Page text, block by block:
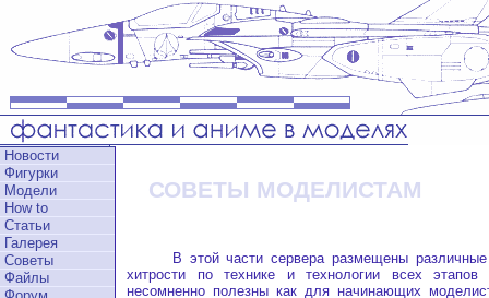
Новости
Фигурки
Модели
How to
Статьи
Галерея
Советы
Файлы
СОВЕТЫ МОДЕЛИСТАМ
В этой части сервера размещены различные
хитрости по технике и технологии всех
несомненно полезны как для начинающих